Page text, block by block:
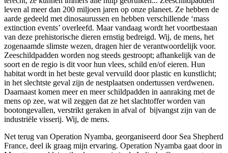
leven al meer dan 200 miljoen jaren op onze planeet. Ze hebben de
aarde gedeeld met dinosaurussen en hebben verschillende ‘mass
extinction events’ overleefd. Maar vandaag wordt het voortbestaan
van deze prehistorische dieren ernstig bedreigd. Wij, de mens, het
zogenaamde slimste wezen, dragen hier de verantwoordelijk voor.
Zeeschildpadden worden nog steeds gestroopt; afhankelijk van de
soort en de regio is dit voor hun vlees, schild en/of eieren. Hun
habitat wordt in het beste geval vervuild door plastic en kunstlicht;
in het slechtste geval zijn de nestplaatsen ondertussen verdwenen.
Daarnaast komen meer en meer schildpadden in aanraking met de
mens op zee, wat wil zeggen dat ze het slachtoffer worden van
bootongevallen, verstrikt geraken in afval of bijvangst zijn van de
industriële visserij. Wij, de mens.
Net terug van Operation Nyamba, georganiseerd door Sea Shepherd
France, deel ik graag mijn ervaring. Operation Nyamba gaat door in